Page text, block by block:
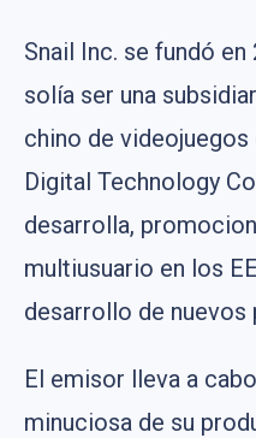
Snail Inc. se fundó
solía ser una
chino de videojuegos
Digital Technology
desarrolla,
multiusuario en los
desarrollo de
El emisor lleva a
minuciosa de su